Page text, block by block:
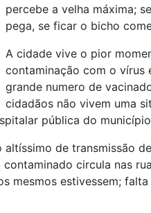
percebe a velha máxima;
pega, se ficar o bicho
A cidade vive o pior
contaminação com o vírus
grande numero de
cidadãos não vivem uma
pública do
de transmissão
circula nas
mesmos estivessem;